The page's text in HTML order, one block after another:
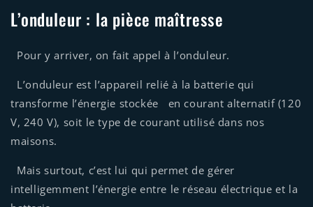
L’onduleur : la pièce maîtresse
Pour y arriver, on fait appel à l’onduleur.
L’onduleur est l’appareil relié à la batterie qui
transforme l’énergie stockée en courant alternatif (120
V, 240 V), soit le type de courant utilisé dans nos
maisons.
Mais surtout, c’est lui qui permet de gérer
intelligemment l’énergie entre le réseau électrique et la